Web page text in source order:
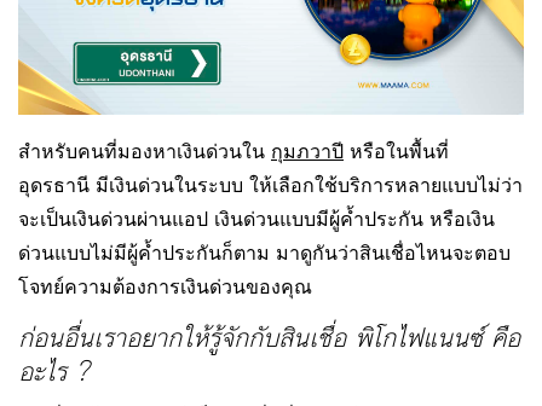
สำหรับคนที่มองหาเงินด่วนใน กุมภวาปี หรือในพื้นที่
อุดรธานี มีเงินด่วนในระบบ ให้เลือกใช้บริการหลายแบบไม่ว่า
จะเป็นเงินด่วนผ่านแอป เงินด่วนแบบมีผู้ค้ำประกัน หรือเงิน
ด่วนแบบไม่มีผู้ค้ำประกันก็ตาม มาดูกันว่าสินเชื่อไหนจะตอบ
โจทย์ความต้องการเงินด่วนของคุณ
ก่อนอื่นเราอยากให้รู้จักกับสินเชื่อ พิโกไฟแนนซ์ คือ
อะไร ?